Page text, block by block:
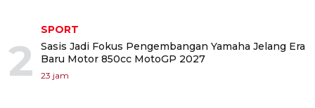
2
SPORT
Sasis Jadi Fokus Pengembangan Yamaha Jelang Era
Baru Motor 850cc MotoGP 2027
23 jam